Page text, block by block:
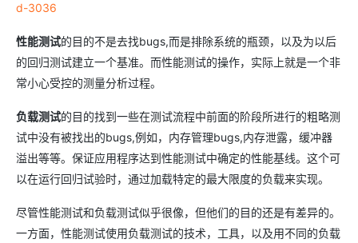
d-3036
性能测试的目的不是去找bugs,而是排除系统的瓶颈，以及为以后
的回归测试建立一个基准。而性能测试的操作，实际上就是一个非
常小心受控的测量分析过程。
负载测试的目的找到一些在测试流程中前面的阶段所进行的粗略测
试中没有被找出的bugs,例如，内存管理bugs,内存泄露，缓冲器
溢出等等。保证应用程序达到性能测试中确定的性能基线。这个可
以在运行回归试验时，通过加载特定的最大限度的负载来实现。
尽管性能测试和负载测试似乎很像，但他们的目的还是有差异的。
一方面，性能测试使用负载测试的技术，工具，以及用不同的负载